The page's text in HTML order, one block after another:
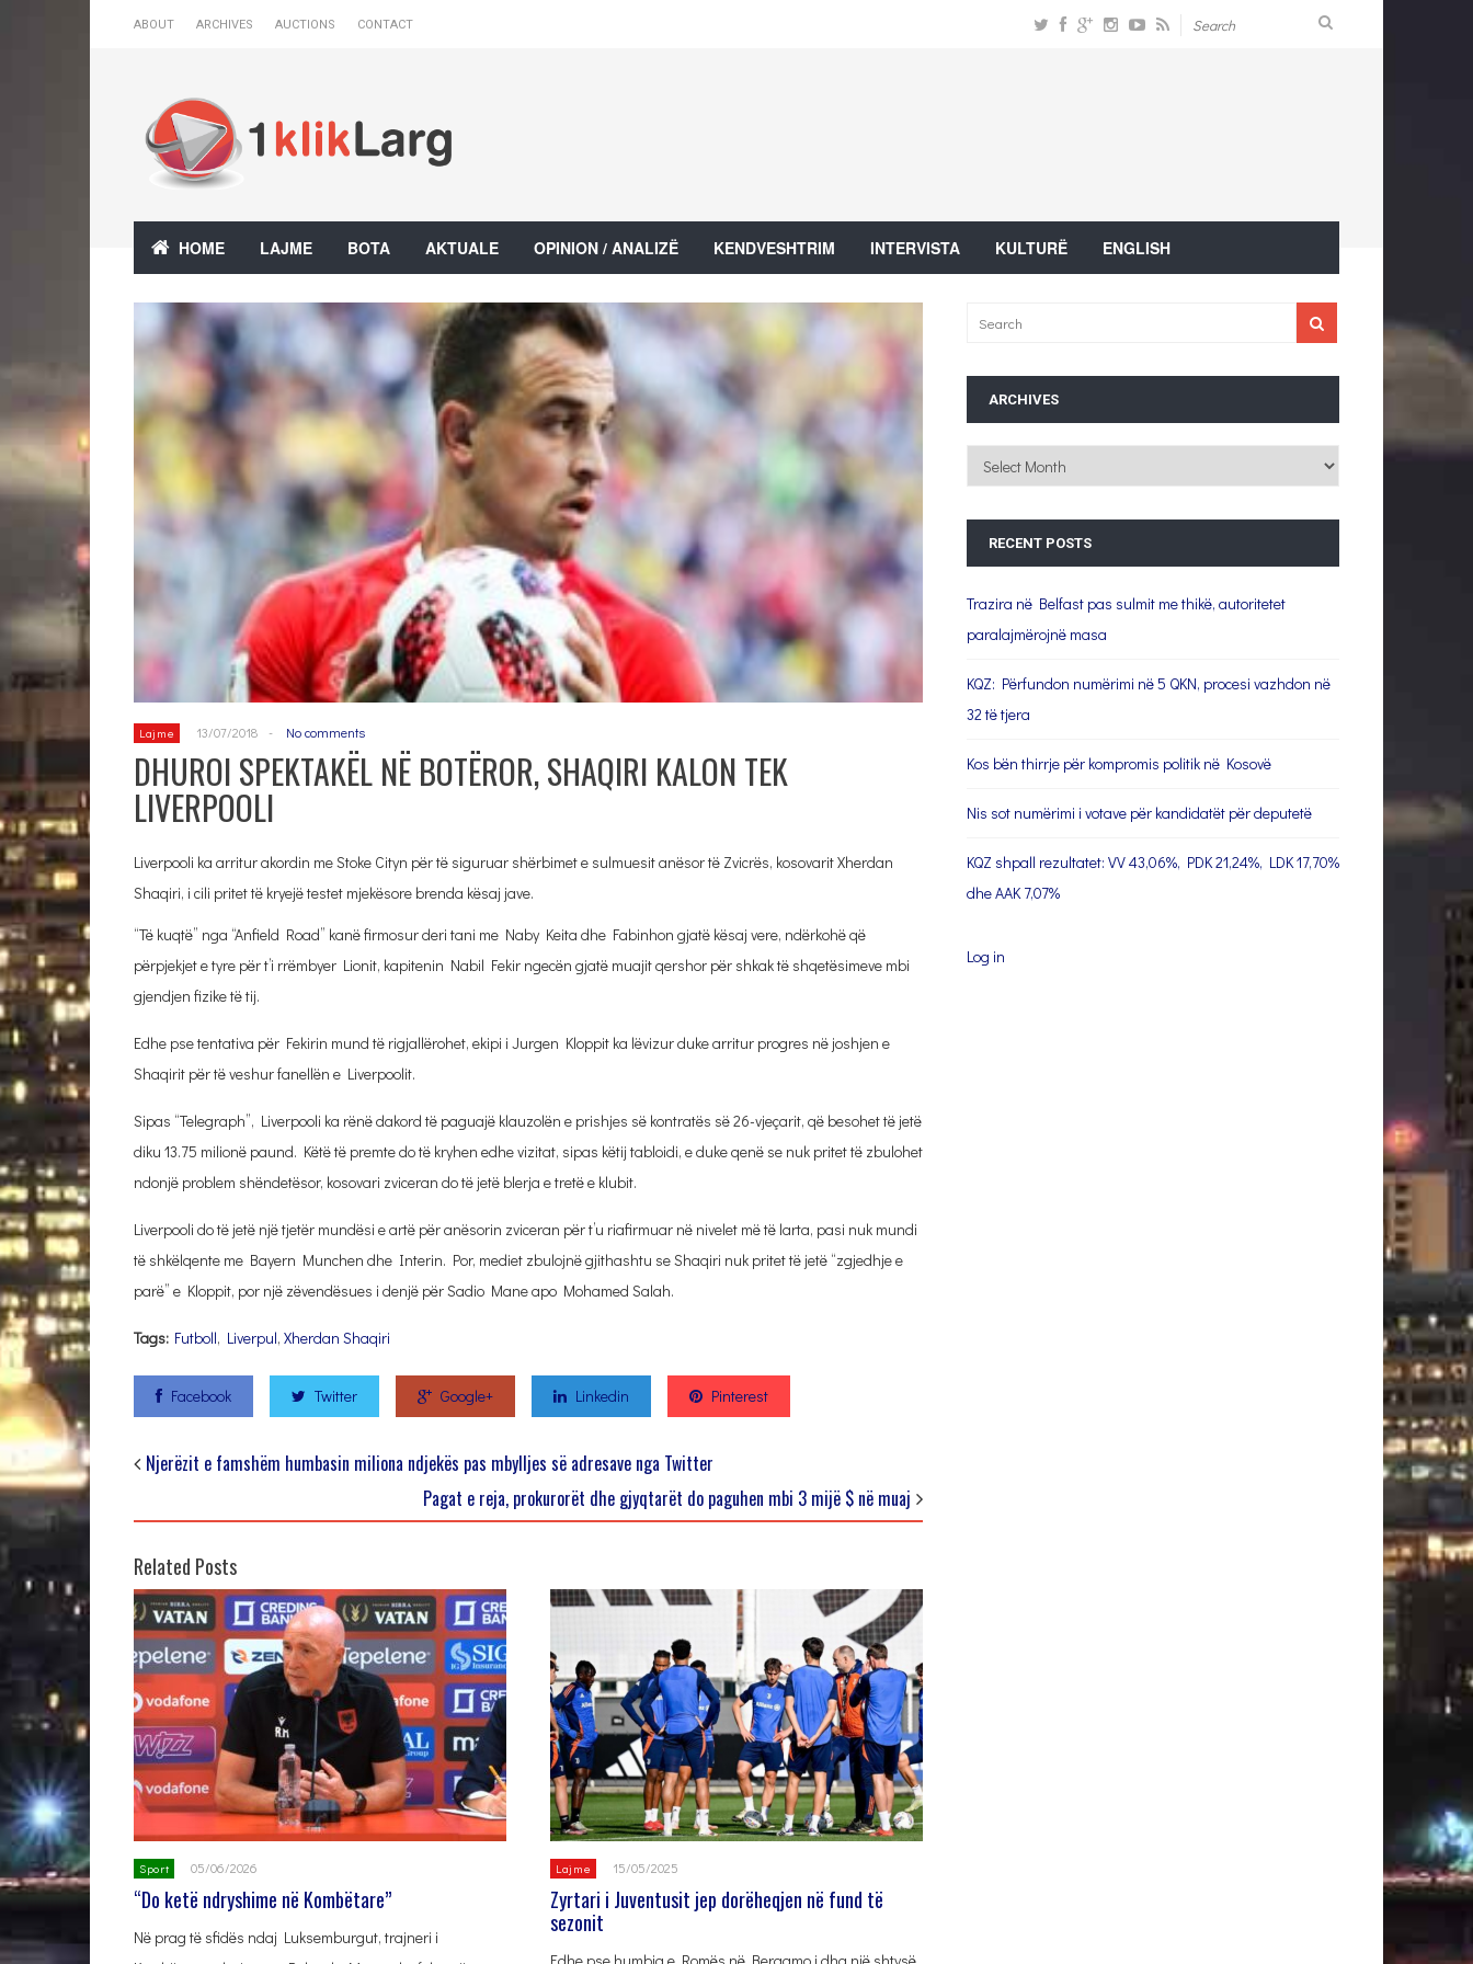
ABOUT ARCHIVES AUCTIONS CONTACT
HOME LAJME BOTA AKTUALE OPINION / ANALIZË KENDVESHTRIM INTERVISTA KULTURË ENGLISH
Lajme 13/07/2018 - No comments
DHUROI SPEKTAKËL NË BOTËROR, SHAQIRI KALON TEK
LIVERPOOLI
Liverpooli ka arritur akordin me Stoke Cityn për të siguruar shërbimet e sulmuesit anësor të Zvicrës, kosovarit Xherdan
Shaqiri, i cili pritet të kryejë testet mjekësore brenda kësaj jave.
“Të kuqtë” nga “Anfield Road” kanë firmosur deri tani me Naby Keita dhe Fabinhon gjatë kësaj vere, ndërkohë që
përpjekjet e tyre për t’i rrëmbyer Lionit, kapitenin Nabil Fekir ngecën gjatë muajit qershor për shkak të shqetësimeve mbi
gjendjen fizike të tij.
Edhe pse tentativa për Fekirin mund të rigjallërohet, ekipi i Jurgen Kloppit ka lëvizur duke arritur progres në joshjen e
Shaqirit për të veshur fanellën e Liverpoolit.
Sipas “Telegraph”, Liverpooli ka rënë dakord të paguajë klauzolën e prishjes së kontratës së 26-vjeçarit, që besohet të jetë
diku 13.75 milionë paund. Këtë të premte do të kryhen edhe vizitat, sipas këtij tabloidi, e duke qenë se nuk pritet të zbulohet
ndonjë problem shëndetësor, kosovari zviceran do të jetë blerja e tretë e klubit.
Liverpooli do të jetë një tjetër mundësi e artë për anësorin zviceran për t’u riafirmuar në nivelet më të larta, pasi nuk mundi
të shkëlqente me Bayern Munchen dhe Interin. Por, mediet zbulojnë gjithashtu se Shaqiri nuk pritet të jetë “zgjedhje e
parë” e Kloppit, por një zëvendësues i denjë për Sadio Mane apo Mohamed Salah.
Tags: Futboll, Liverpul, Xherdan Shaqiri
Facebook Twitter Google+ Linkedin Pinterest
Njerëzit e famshëm humbasin miliona ndjekës pas mbylljes së adresave nga Twitter
Pagat e reja, prokurorët dhe gjyqtarët do paguhen mbi 3 mijë $ në muaj
Related Posts
Sport 05/06/2026
“Do ketë ndryshime në Kombëtare”
Në prag të sfidës ndaj Luksemburgut, trajneri i
Lajme 15/05/2025
Zyrtari i Juventusit jep dorëheqjen në fund të
sezonit
ARCHIVES
Archives
RECENT POSTS
Trazira në Belfast pas sulmit me thikë, autoritetet
paralajmërojnë masa
KQZ: Përfundon numërimi në 5 QKN, procesi vazhdon në
32 të tjera
Kos bën thirrje për kompromis politik në Kosovë
Nis sot numërimi i votave për kandidatët për deputetë
KQZ shpall rezultatet: VV 43,06%, PDK 21,24%, LDK 17,70%
dhe AAK 7,07%
Log in